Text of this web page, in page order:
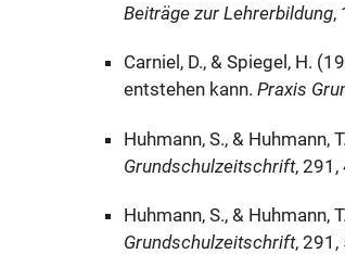
Beiträge zur Lehrerbildung,
Carniel, D., & Spiegel, H.
entstehen kann. Praxis
​Huhmann, S., &
Grundschulzeitschrift, 291,
Huhmann, S., &
Grundschulzeitschrift, 291,